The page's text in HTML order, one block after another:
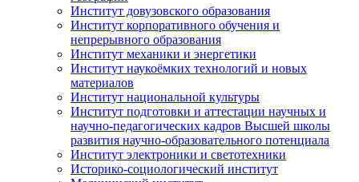
Институт довузовского образования
Институт корпоративного обучения и
непрерывного образования
Институт механики и энергетики
Институт наукоёмких технологий и новых
материалов
Институт национальной культуры
Институт подготовки и аттестации научных и
научно-педагогических кадров Высшей школы
развития научно-образовательного потенциала
Институт электроники и светотехники
Историко-социологический институт